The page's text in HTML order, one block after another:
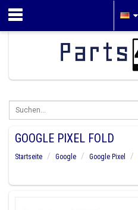
GOOGLE PIXEL FOLD
Startseite Google Google Pixel